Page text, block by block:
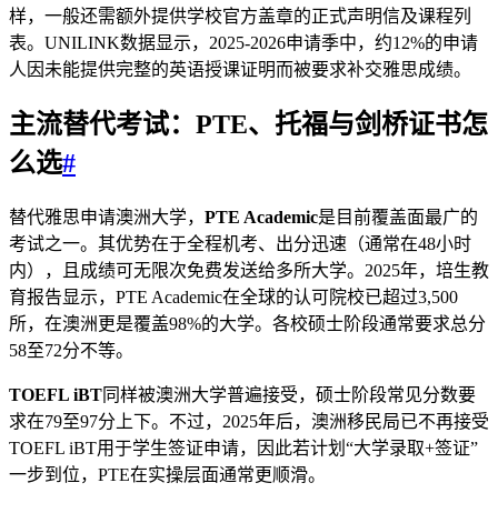
样，一般还需额外提供学校官方盖章的正式声明信及课程列
表。UNILINK数据显示，2025-2026申请季中，约12%的申请
人因未能提供完整的英语授课证明而被要求补交雅思成绩。
主流替代考试：PTE、托福与剑桥证书怎
么选#
替代雅思申请澳洲大学， PTE Academic是目前覆盖面最广的
考试之一。其优势在于全程机考、出分迅速（通常在48小时
内），且成绩可无限次免费发送给多所大学。2025年，培生教
育报告显示，PTE Academic在全球的认可院校已超过3,500
所，在澳洲更是覆盖98%的大学。各校硕士阶段通常要求总分
58至72分不等。
TOEFL iBT同样被澳洲大学普遍接受，硕士阶段常见分数要
求在79至97分上下。不过，2025年后，澳洲移民局已不再接受
TOEFL iBT用于学生签证申请，因此若计划“大学录取+签证”
一步到位，PTE在实操层面通常更顺滑。